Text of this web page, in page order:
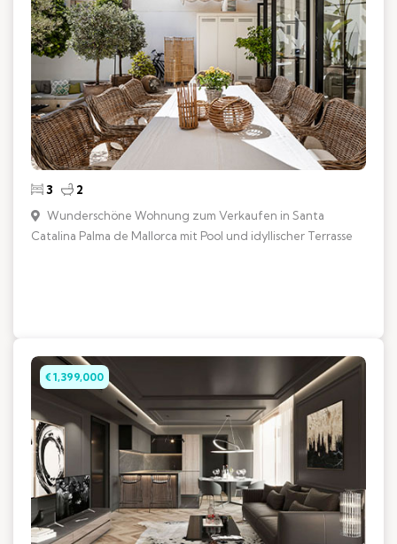
3 2
Wunderschöne Wohnung zum Verkaufen in Santa
Catalina Palma de Mallorca mit Pool und idyllischer Terrasse
€ 1,399,000